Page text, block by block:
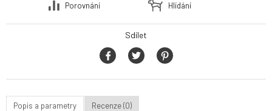
Porovnání
Hlídání
Sdílet
Popis a parametry Recenze (0)